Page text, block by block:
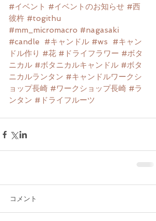
#イベント #イベントのお知らせ #西
彼杵 #togithu
#mm_micromacro #nagasaki
#candle
#キャンドル #ws
#キャン
ドル作り #花 #ドライフラワー #ボタ
ニカル #ボタニカルキャンドル #ボタ
ニカルランタン #キャンドルワークシ
ョップ長崎 #ワークショップ長崎 #ラ
ンタン #ドライフルーツ
コメント